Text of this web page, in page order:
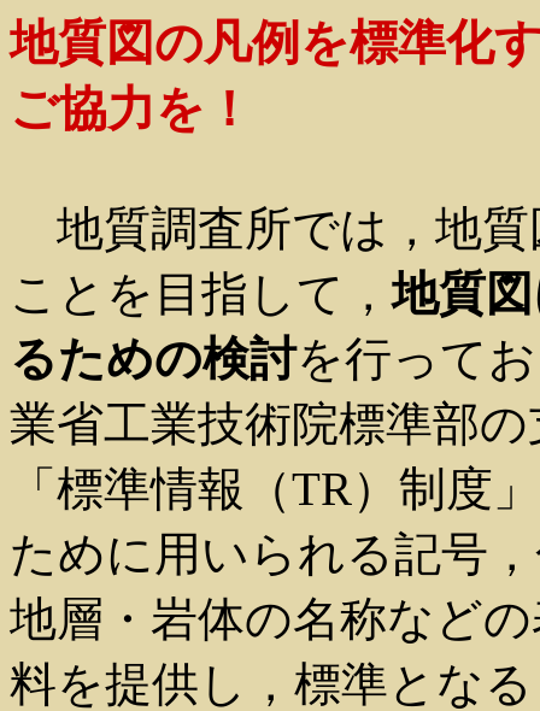
地質図の凡例を標準化
ご協力を！
地質調査所では，地
ことを目指して，地質
るための検討を行って
業省工業技術院標準部
「標準情報（TR）制度
ために用いられる記号
地層・岩体の名称など
料を提供し，標準とな